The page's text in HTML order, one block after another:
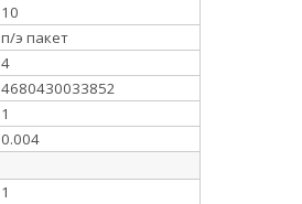
10
п/э пакет
4
4680430033852
1
0.004
1